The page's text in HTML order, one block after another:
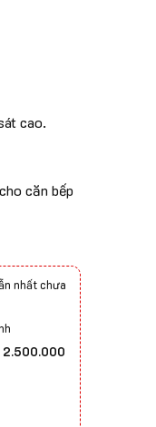
cao.
căn bếp
nhất chưa
2.500.000